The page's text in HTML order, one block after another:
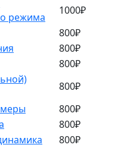
режима
1000₽
800₽
800₽
800₽
800₽
800₽
800₽
800₽